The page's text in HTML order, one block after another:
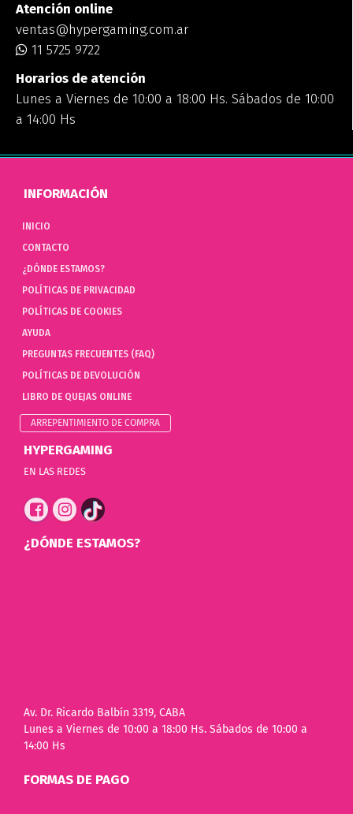
Atención online
ventas@hypergaming.com.ar
11 5725 9722
Horarios de atención
Lunes a Viernes de 10:00 a 18:00 Hs. Sábados de 10:00
a 14:00 Hs
INFORMACIÓN
INICIO
CONTACTO
¿DÓNDE ESTAMOS?
POLÍTICAS DE PRIVACIDAD
POLÍTICAS DE COOKIES
AYUDA
PREGUNTAS FRECUENTES (FAQ)
POLÍTICAS DE DEVOLUCIÓN
LIBRO DE QUEJAS ONLINE
ARREPENTIMIENTO DE COMPRA
HYPERGAMING
EN LAS REDES
¿DÓNDE ESTAMOS?
Av. Dr. Ricardo Balbín 3319, CABA
Lunes a Viernes de 10:00 a 18:00 Hs. Sábados de 10:00 a
14:00 Hs
FORMAS DE PAGO